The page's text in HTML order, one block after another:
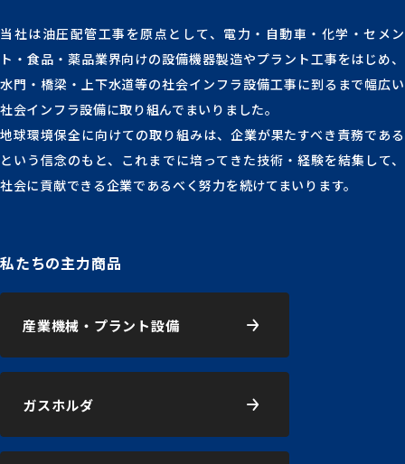
当社は油圧配管工事を原点として、電力・自動車・化学・セメン
ト・食品・薬品業界向けの設備機器製造やプラント工事をはじめ、
水門・橋梁・上下水道等の社会インフラ設備工事に到るまで幅広い
社会インフラ設備に取り組んでまいりました。
地球環境保全に向けての取り組みは、企業が果たすべき責務である
という信念のもと、これまでに培ってきた技術・経験を結集して、
社会に貢献できる企業であるべく努力を続けてまいります。
私たちの主力商品
産業機械・プラント設備
ガスホルダ